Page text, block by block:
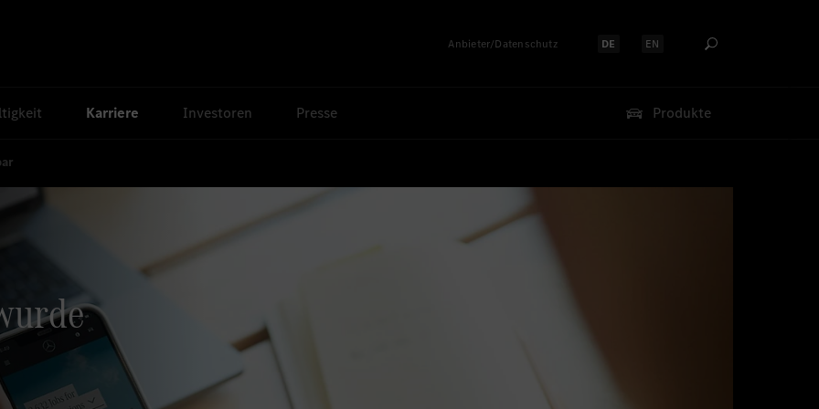
Anbieter/Datenschutz Sprache auswählen:
DE Sprache auswählen:
EN
Karriere Investoren Presse Produkte